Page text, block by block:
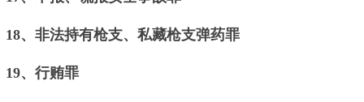
18、非法持有枪支、私藏枪支弹药罪
19、行贿罪